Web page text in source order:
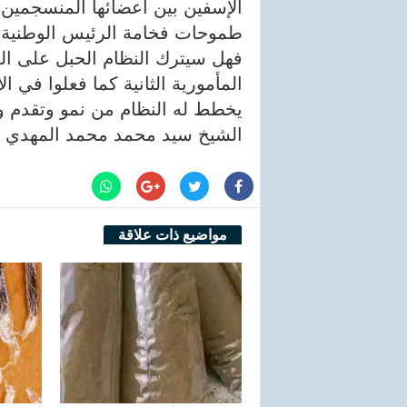
الإسفين بين أعضائها
طموحات فخامة الرئيس
فهل سيترك النظام الحبل على
المأمورية الثانية كما فعلوا
يخطط له النظام من نمو وتقدم
الشيخ سيد محمد محمد المهدي
مواضيع ذات علاقة